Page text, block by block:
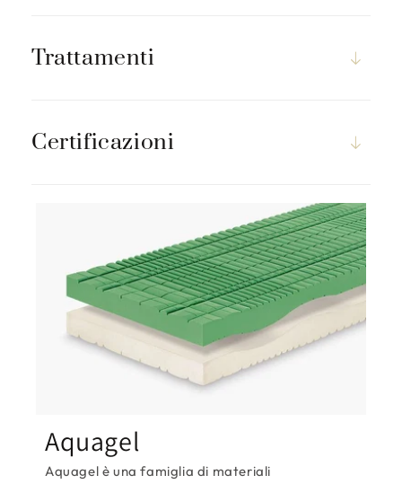
Trattamenti
Certificazioni
Aquagel
Aquagel è una famiglia di materiali